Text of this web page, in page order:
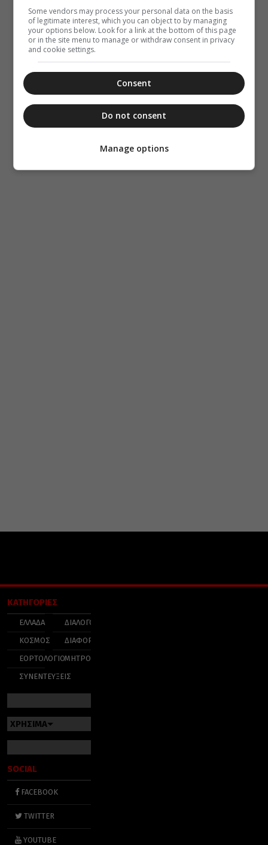
ΚΑΤΗΓΟΡΙΕΣ
ΕΛΛΑΔΑ
ΚΟΣΜΟΣ
ΕΟΡΤΟΛΟΓΙΟ
ΣΥΝΕΝΤΕΥΞΕΙΣ
ΔΙΑΛΟΓΟΣ
ΔΙΑΦΟΡΑ
ΜΗΤΡΟΠΟΛΕΙΣ
ΧΡΗΣΙΜΑ
SOCIAL
FACEBOOK
TWITTER
YOUTUBE
Some vendors may process your personal data on the basis
of legitimate interest, which you can object to by managing
your options below. Look for a link at the bottom of this page
or in the site menu to manage or withdraw consent in privacy
and cookie settings.
Consent
Do not consent
Manage options